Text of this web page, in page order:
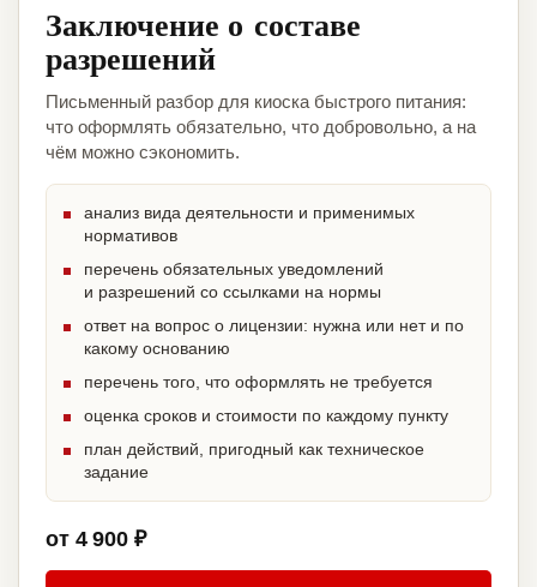
Заключение о составе
разрешений
Письменный разбор для киоска быстрого питания:
что оформлять обязательно, что добровольно, а на
чём можно сэкономить.
анализ вида деятельности и применимых
нормативов
перечень обязательных уведомлений
и разрешений со ссылками на нормы
ответ на вопрос о лицензии: нужна или нет и по
какому основанию
перечень того, что оформлять не требуется
оценка сроков и стоимости по каждому пункту
план действий, пригодный как техническое
задание
от 4 900 ₽